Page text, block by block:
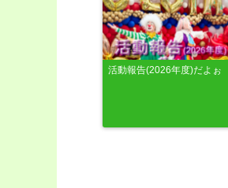
活動報告(2026年度)だよぉ